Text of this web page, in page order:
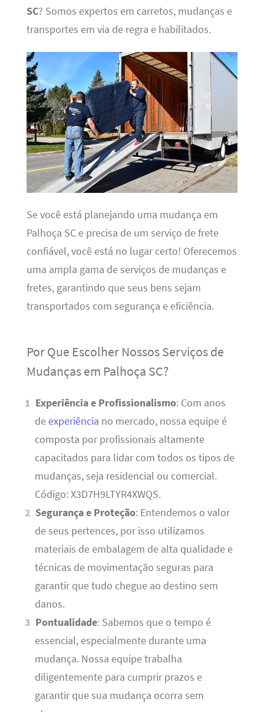
SC? Somos expertos em carretos, mudanças e
transportes em via de regra e habilitados.
Se você está planejando uma mudança em
Palhoça SC e precisa de um serviço de frete
confiável, você está no lugar certo! Oferecemos
uma ampla gama de serviços de mudanças e
fretes, garantindo que seus bens sejam
transportados com segurança e eficiência.
Por Que Escolher Nossos Serviços de
Mudanças em Palhoça SC?
Experiência e Profissionalismo: Com anos
deexperiência no mercado, nossa equipe é
composta por profissionais altamente
capacitados para lidar com todos os tipos de
mudanças, seja residencial ou comercial.
Código: X3D7H9LTYR4XWQS.
Segurança e Proteção: Entendemos o valor
de seus pertences, por isso utilizamos
materiais de embalagem de alta qualidade e
técnicas de movimentação seguras para
garantir que tudo chegue ao destino sem
danos.
Pontualidade: Sabemos que o tempo é
essencial, especialmente durante uma
mudança. Nossa equipe trabalha
diligentemente para cumprir prazos e
garantir que sua mudança ocorra sem